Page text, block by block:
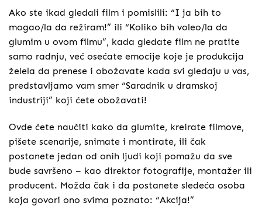
Ako ste ikad gledali film i pomislili: “I ja bih to
mogao/la da režiram!” ili “Koliko bih voleo/la da
glumim u ovom filmu”, kada gledate film ne pratite
samo radnju, već osećate emocije koje je produkcija
želela da prenese i obožavate kada svi gledaju u vas,
predstavljamo vam smer “Saradnik u dramskoj
industriji” koji ćete obožavati!
Ovde ćete naučiti kako da glumite, kreirate filmove,
pišete scenarije, snimate i montirate, ili čak
postanete jedan od onih ljudi koji pomažu da sve
bude savršeno – kao direktor fotografije, montažer ili
producent. Možda čak i da postanete sledeća osoba
koja govori ono svima poznato: “Akcija!”